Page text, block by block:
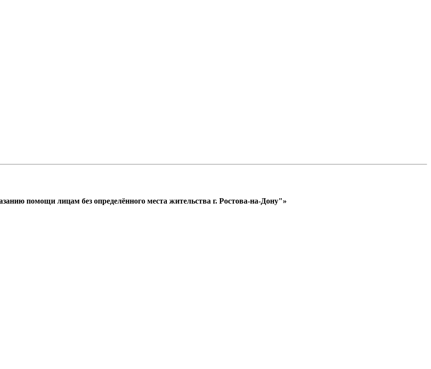
помощи лицам без определённого места жительства г. Ростова-на-Дону"»